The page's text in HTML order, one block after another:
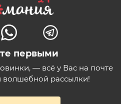
первыми
— всё у Вас на почте
рассылки!